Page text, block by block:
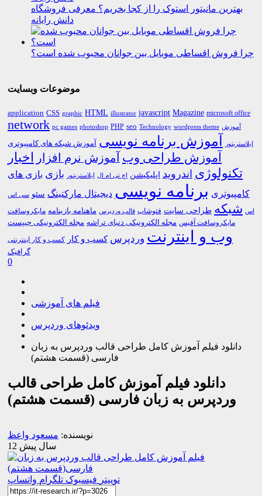
بهترین مانیتور استوک را از کجا بخریم؟ معرفی فروشگاه
دانش رایانه
چرا فروش اقساطی موبایل بین جوانان محبوب شده است؟
موضوعات وبسایت
application CSS graphic HTML illustrator javascript Magazine microsoft office
network pc games photoshop PHP seo Technology wordpress theme آموزش
ایلاستریتور آموزش برنامه نویسی آموزش شبکه های کامپیوتری
آموزش طراحی وب آموزش نرم افزار اخبار
تکنولوژی اندروید اپلیکیشن اچ تی ام ال ایلاستریتور بازی بازی های
کامپیوتری برنامه نویسی دیجیتال مارکتینگ سئو سی اس
اس شبکه طراحی سایت فتوشاپ قالب وردپرس ماهنامه بازینامه مایکروسافت
مایکروسافت آفیس مجله الکترونیکی دنیای تراشه مجله الکترونیکی چیپست
وب و اینترنت وردپرس کسب و کار کسب و کار اینترنتی
گرافیک
0
فیلم های آموزشی
ویدئوهای وردپرس
دانلود فیلم آموزش کامل طراحی قالب وردپرس به زبان
فارسی (قسمت هشتم)
دانلود فیلم آموزش کامل طراحی قالب
وردپرس به زبان فارسی (قسمت هشتم)
نویسنده: مسعود واعظ
12 سال پیش
توییتر فیسبوک تلگرام واتساپ